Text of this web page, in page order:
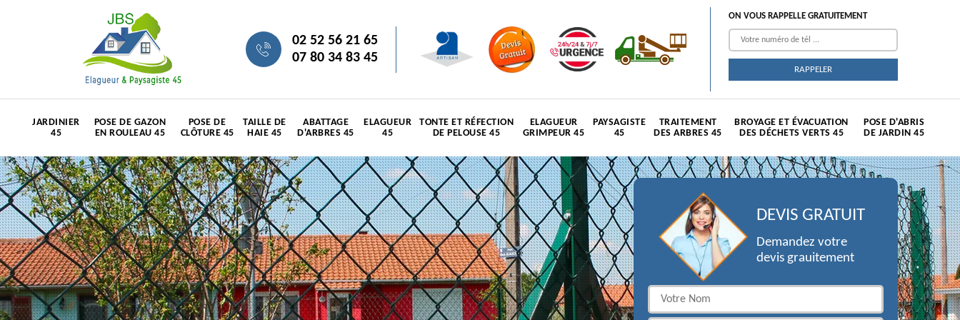
02 52 56 21 65
07 80 34 83 45
ON VOUS RAPPELLE GRATUITEMENT
JARDINIER
45
POSE DE GAZON
EN ROULEAU 45
POSE DE
CLÔTURE 45
TAILLE DE
HAIE 45
ABATTAGE
D'ARBRES 45
ELAGUEUR
45
TONTE ET RÉFECTION
DE PELOUSE 45
ELAGUEUR
GRIMPEUR 45
PAYSAGISTE
45
TRAITEMENT
DES ARBRES 45
BROYAGE ET ÉVACUATION
DES DÉCHETS VERTS 45
POSE D'ABRIS
DE JARDIN 45
DEVIS GRATUIT
Demandez votre
devis grauitement